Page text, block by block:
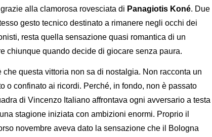
alla clamorosa rovesciata di Panagiotis Koné. Due
gesto tecnico destinato a rimanere negli occhi dei
resta quella sensazione quasi romantica di un
chiunque quando decide di giocare senza paura.
questa vittoria non sa di nostalgia. Non racconta un
o confinato ai ricordi. Perché, in fondo, non è passato
di Vincenzo Italiano affrontava ogni avversario a testa
stagione iniziata con ambizioni enormi. Proprio il
novembre aveva dato la sensazione che il Bologna